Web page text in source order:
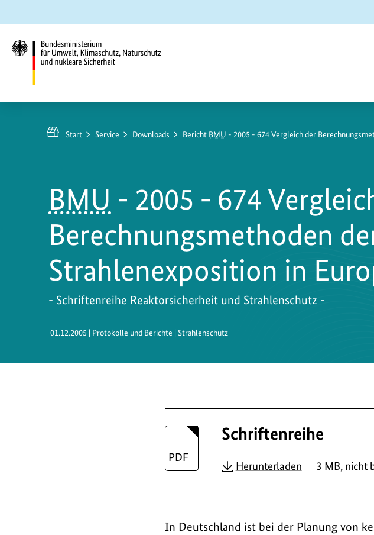
Hauptinhalt
springen
Suche
springen
Hauptnavigation
springen
Umwelt,
Klimaschutz,
Sicherheit
Start Service Downloads Bericht BMU - 2005 - 674 Vergleich der
BMU - 2005 - 674
Berechnungsmethoden
Strahlenexposition in
- Schriftenreihe Reaktorsicherheit und Strahlenschutz -
01.12.2005| Protokolle und Berichte | Strahlenschutz
Schriftenreihe
HerunterladenPDF3 MB, nicht
In Deutschland ist bei der Planung von